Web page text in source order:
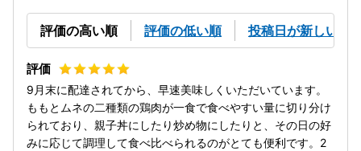
評価の高い順 評価の低い順 投稿日が新しい順
9月末に配達されてから、早速美味しくいただいています。
ももとムネの二種類の鶏肉が一食で食べやすい量に切り分け
られており、親子丼にしたり炒め物にしたりと、その日の好
みに応じて調理して食べ比べられるのがとても便利です。2